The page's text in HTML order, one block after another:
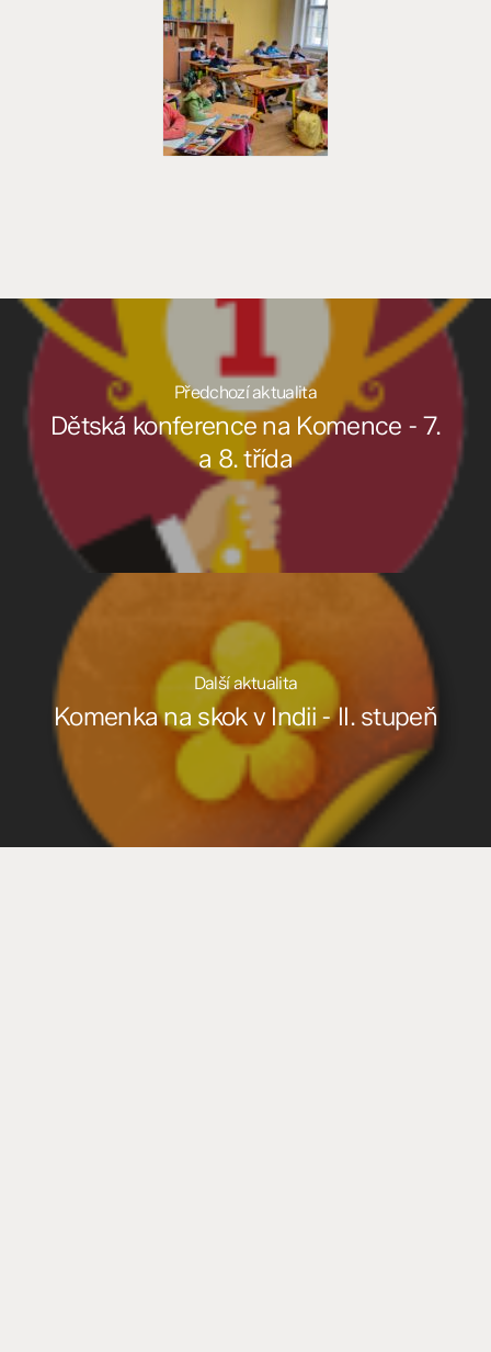
Předchozí aktualita
Dětská konference na Komence - 7.
a 8. třída
Další aktualita
Komenka na skok v Indii - II. stupeň